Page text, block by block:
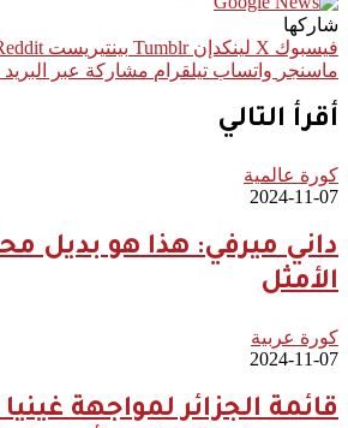
شاركها
فيسبوك ‫X لينكدإن بينتيريست
ماسنجر واتساب تيلقرام مشاركة عبر البريد
أقرأ التالي
كورة عالمية
2024-11-07
داني ميرفي: هذا هو بديل
الأمثل
كورة عربية
2024-11-07
قائمة الجزائر لمواجهة غينيا